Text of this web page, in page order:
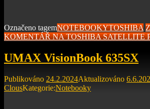
Označeno tagemNOTEBOOKYTOSHIBA
KOMENTÁŘNA TOSHIBA SATELLITE
UMAX VisionBook 635SX
Publikováno 24.2.2024Aktualizováno
ClousKategorie:Notebooky